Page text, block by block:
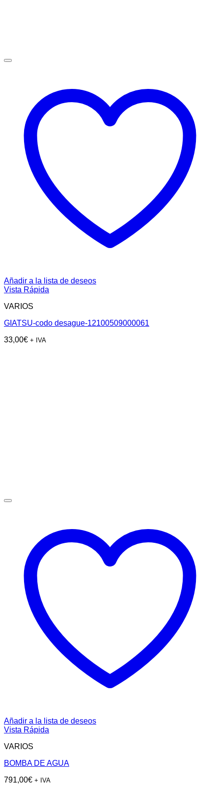
Añadir a la lista de deseos
Vista Rápida
VARIOS
GIATSU-codo desague-12100509000061
33,00€ + IVA
Añadir a la lista de deseos
Vista Rápida
VARIOS
BOMBA DE AGUA
791,00€ + IVA